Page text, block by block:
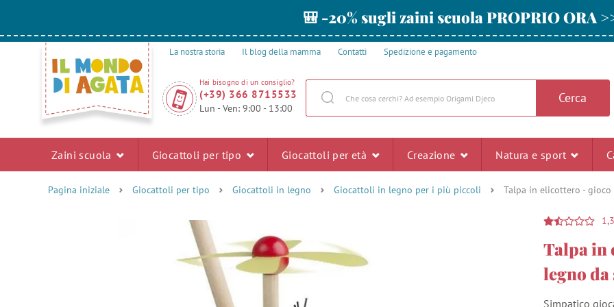
🎒 -20% sugli zaini scuola PROPRIO ORA
La nostra storia Il blog della mamma Contatti Spedizione e pagamento
Hai bisogno di un consiglio?
(+39) 366 8715533
Lun - Ven: 9:00 - 13:00
Cerca
Zaini scuola Giocattoli per tipo Giocattoli per età Creazione Natura e sport
Pagina iniziale Giocattoli per tipo Giocattoli in legno Giocattoli in legno per i più piccoli Talpa in elicottero -
1,3
Talpa in
legno
Simpatico